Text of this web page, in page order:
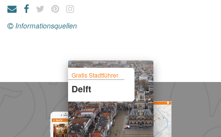
Informationsquellen
Gratis Stadtführer
Delft